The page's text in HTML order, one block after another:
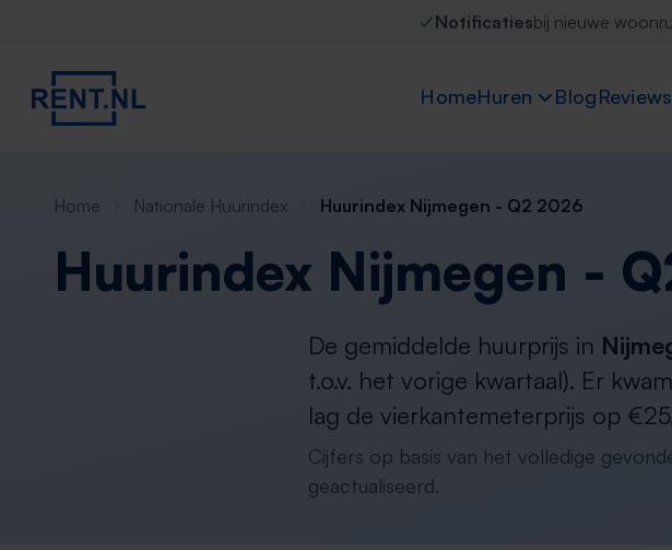
Notificatiesbij nieuwe
HomeHuren BlogReviews
Home Nationale Huurindex Huurindex Nijmegen - Q2 2026
Huurindex Nijmegen -
De gemiddelde huurprijs in
t.o.v. het vorige kwartaal). Er
lag de vierkantemeterprijs op
Cijfers op basis van het volledige
geactualiseerd.